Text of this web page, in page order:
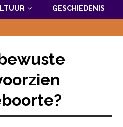
GESCHIEDENIS